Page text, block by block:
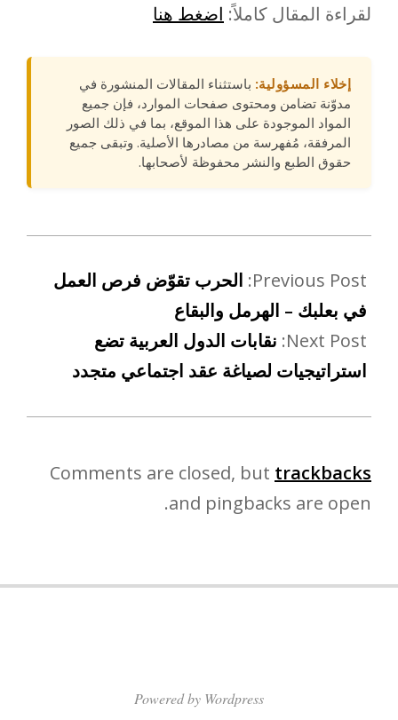
لقراءة المقال كاملاً: اضغط هنا
إخلاء المسؤولية: باستثناء المقالات المنشورة في
مدوّنة تضامن ومحتوى صفحات الموارد، فإن جميع
المواد الموجودة على هذا الموقع، بما في ذلك الصور
المرفقة، مُفهرسة من مصادرها الأصلية. وتبقى جميع
حقوق الطبع والنشر محفوظة لأصحابها.
Previous Post: الحرب تقوّض فرص العمل
في بعلبك – الهرمل والبقاع
Next Post: نقابات الدول العربية تضع
استراتيجيات لصياغة عقد اجتماعي متجدد
Comments are closed, but trackbacks
and pingbacks are open.
Powered by Wordpress